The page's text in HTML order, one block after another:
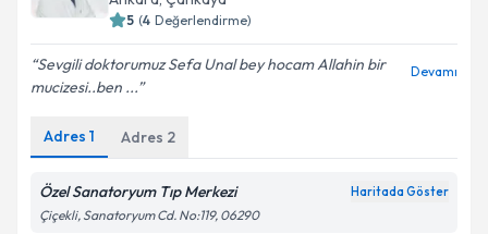
Kişisel verilerimin işlenmesine ilişkin
Metni'ni okudum ve kişisel verilerimin belirtilen
kapsamda işlenmesini kabul ediyorum.
5 (4 Değerlendirme)
Sevgili doktorumuz Sefa Unal bey hocam Allahin bir
mucizesi..ben ...
Devamı
Adres 1 Adres 2
Özel Sanatoryum Tıp Merkezi Haritada Göster
Çiçekli, Sanatoryum Cd. No:119, 06290